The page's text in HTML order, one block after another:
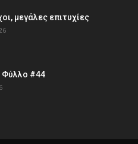
μεγάλες επιτυχίες
Φύλλο #44